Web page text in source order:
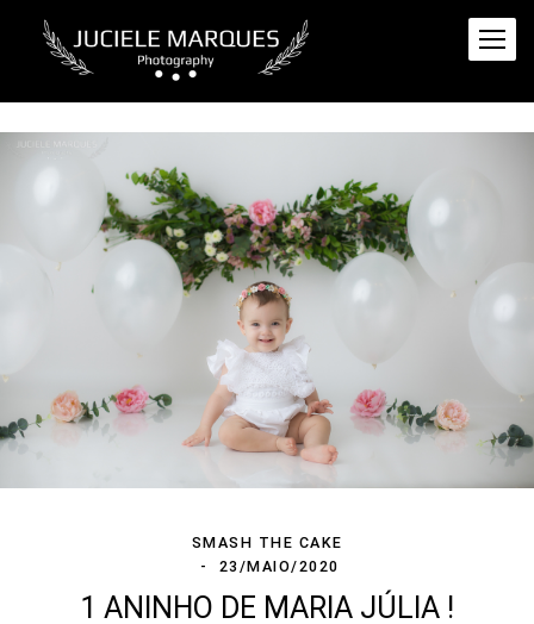
SMASH THE CAKE
23/MAIO/2020
1 ANINHO DE MARIA JÚLIA !